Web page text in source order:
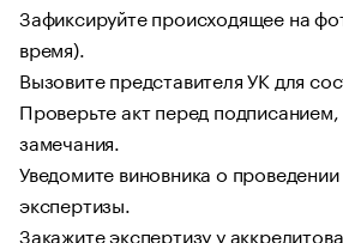
Зафиксируйте происходящее на
время).
Вызовите представителя УК для
Проверьте акт перед подписанием,
замечания.
Уведомите виновника о
экспертизы.
Закажите экспертизу у